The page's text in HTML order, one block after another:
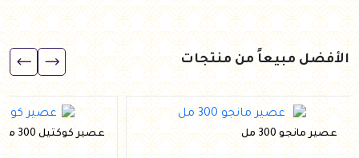
الأفضل مبيعاً من منتجات
عصير مانجو 300 مل عصير كوكتيل 300 مل